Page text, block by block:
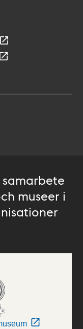
museer i